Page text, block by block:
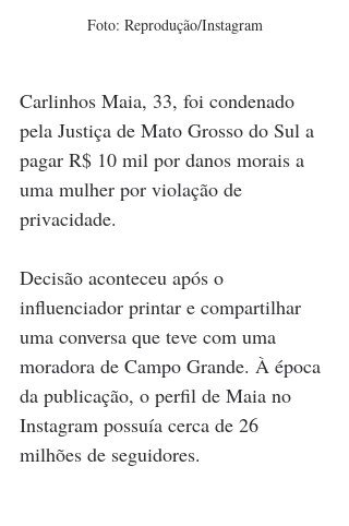
Foto: Reprodução/Instagram
Carlinhos Maia, 33, foi condenado
pela Justiça de Mato Grosso do Sul a
pagar R$ 10 mil por danos morais a
uma mulher por violação de
privacidade.
Decisão aconteceu após o
influenciador printar e compartilhar
uma conversa que teve com uma
moradora de Campo Grande. À época
da publicação, o perfil de Maia no
Instagram possuía cerca de 26
milhões de seguidores.